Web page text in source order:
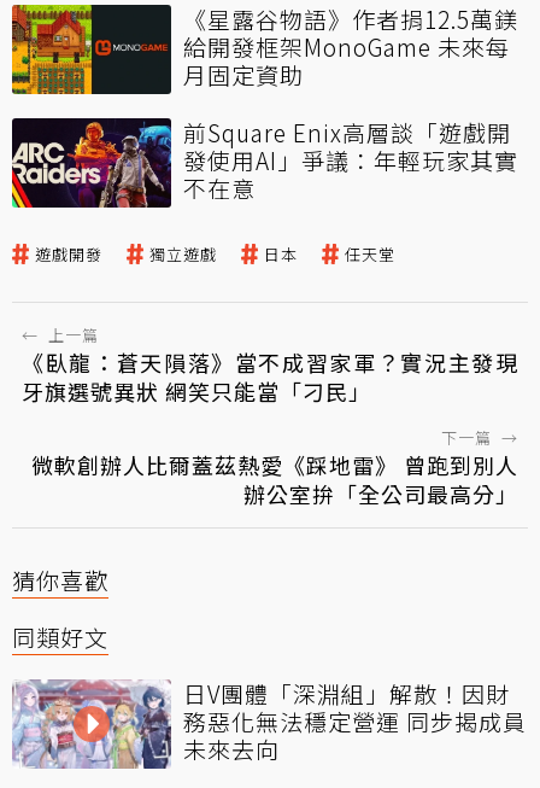
《星露谷物語》作者捐12.5萬鎂
給開發框架MonoGame 未來每
月固定資助
前Square Enix高層談「遊戲開
發使用AI」爭議：年輕玩家其實
不在意
遊戲開發 獨立遊戲 日本 任天堂
← 上一篇
《臥龍：蒼天隕落》當不成習家軍？實況主發現
牙旗選號異狀 網笑只能當「刁民」
下一篇 →
微軟創辦人比爾蓋茲熱愛《踩地雷》 曾跑到別人
辦公室拚「全公司最高分」
猜你喜歡
同類好文
日V團體「深淵組」解散！因財
務惡化無法穩定營運 同步揭成員
未來去向